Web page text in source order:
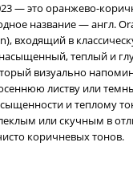
— это оранжево-
название — англ.
входящий в
насыщенный, теплый и
визуально
листву или
и теплому
или скучным в
коричневых тонов.